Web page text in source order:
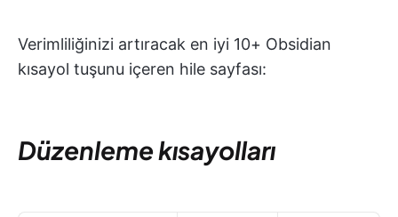
Verimliliğinizi artıracak en iyi 10+ Obsidian
kısayol tuşunu içeren hile sayfası:
Düzenleme kısayolları